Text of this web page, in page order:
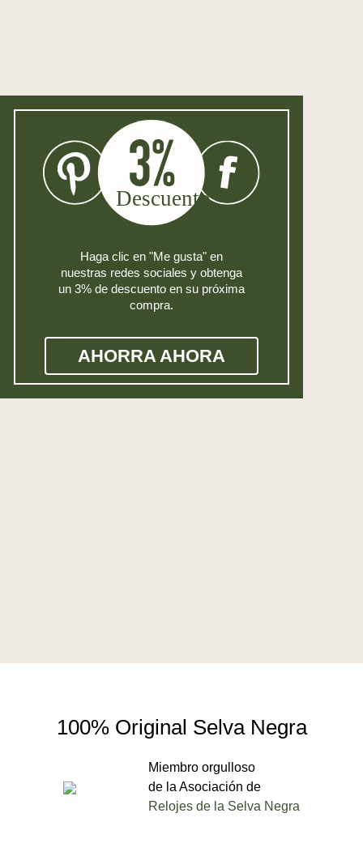
Haga clic en "Me gusta" en
nuestras redes sociales y obtenga
un 3% de descuento en su próxima
compra.
AHORRA AHORA
100% Original Selva Negra
Miembro orgulloso
de la Asociación de
Relojes de la Selva Negra